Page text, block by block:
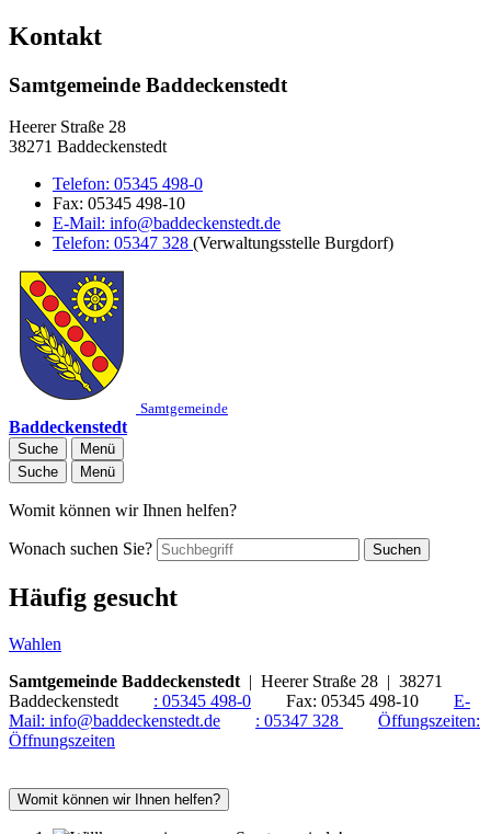
Kontakt
Samtgemeinde Baddeckenstedt
Heerer Straße 28
38271 Baddeckenstedt
Telefon: 05345 498-0
Fax: 05345 498-10
E-Mail: info@baddeckenstedt.de
Telefon: 05347 328 (Verwaltungsstelle Burgdorf)
Samtgemeinde
Baddeckenstedt
Suche
Menü
Suche
Menü
Womit können wir Ihnen helfen?
Wonach suchen Sie? Suchen
Häufig gesucht
Wahlen
Samtgemeinde Baddeckenstedt | Heerer Straße 28 | 38271
Baddeckenstedt : 05345 498-0 Fax: 05345 498-10
E-
Mail: info@baddeckenstedt.de : 05347 328
Öffungszeiten:
Öffnungszeiten
Womit können wir Ihnen helfen?